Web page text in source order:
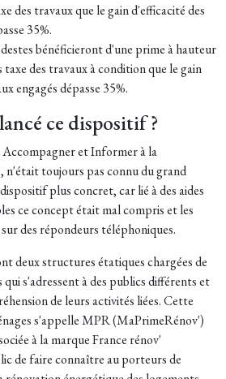
des travaux que le gain d'efficacité des
35%.
bénéficieront d'une prime à hauteur
des travaux à condition que le gain
engagés dépasse 35%.
ce dispositif ?
Accompagner et Informer à la
n'était toujours pas connu du grand
plus concret, car lié à des aides
ce concept était mal compris et les
des répondeurs téléphoniques.
deux structures étatiques chargées de
s'adressent à des publics différents et
de leurs activités liées. Cette
s'appelle MPR (MaPrimeRénov')
à la marque France rénov'
de faire connaître au porteurs de